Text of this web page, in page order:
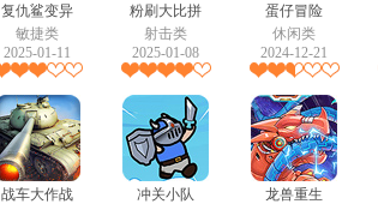
复仇鲨变异
敏捷类
2025-01-11
粉刷大比拼
射击类
2025-01-08
蛋仔冒险
休闲类
2024-12-21
战车大作战
冲关小队
龙兽重生